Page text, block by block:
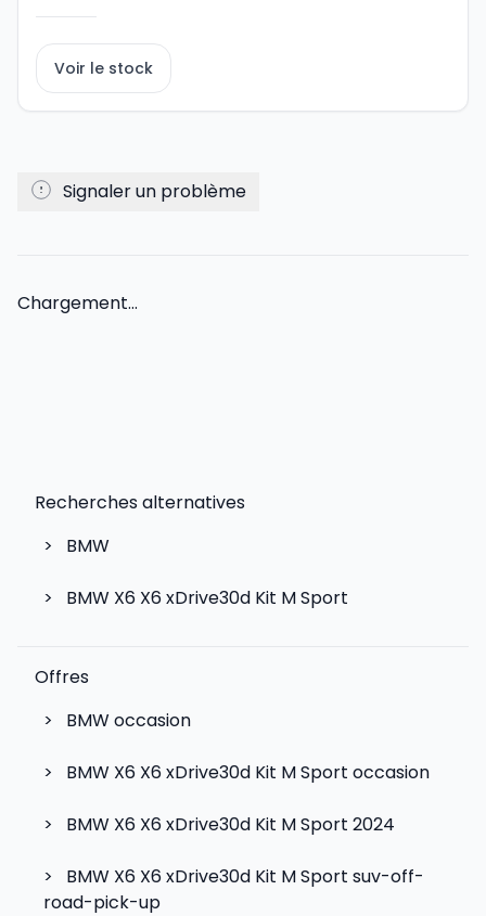
Voir le stock
Signaler un problème
Chargement...
Recherches alternatives
>
BMW
> BMW X6 X6 xDrive30d Kit M Sport
Offres
>
BMW occasion
> BMW X6 X6 xDrive30d Kit M Sport occasion
> BMW X6 X6 xDrive30d Kit M Sport 2024
>
BMW X6 X6 xDrive30d Kit M Sport suv-off-
road-pick-up